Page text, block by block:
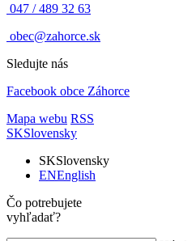
047 / 489 32 63
obec@zahorce.sk
Sledujte nás
Facebook obce Záhorce
Mapa webu RSS
SKSlovensky
SKSlovensky
ENEnglish
Čo potrebujete
vyhľadať?